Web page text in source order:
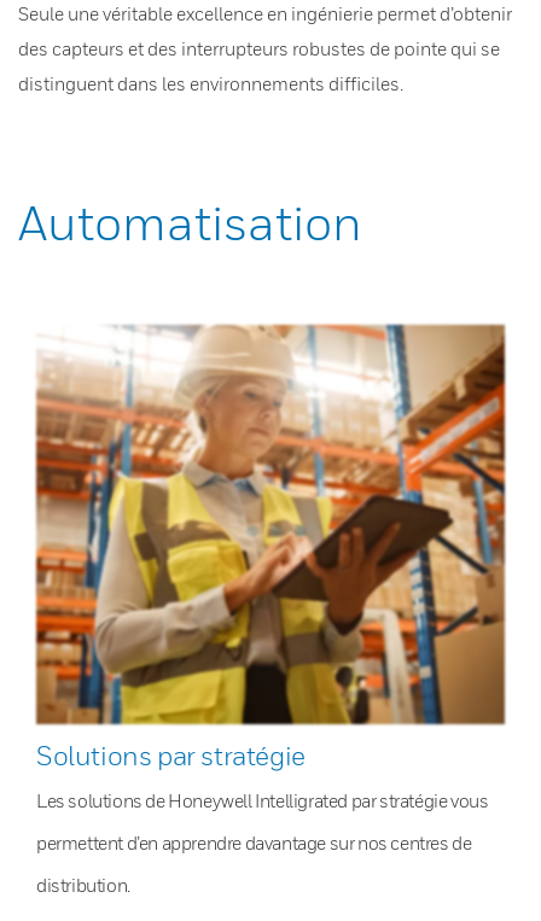
Seule une véritable excellence en ingénierie permet d’obtenir
des capteurs et des interrupteurs robustes de pointe qui se
distinguent dans les environnements difficiles.
Automatisation
Solutions par stratégie
Les solutions de Honeywell Intelligrated par stratégie vous
permettent d’en apprendre davantage sur nos centres de
distribution.